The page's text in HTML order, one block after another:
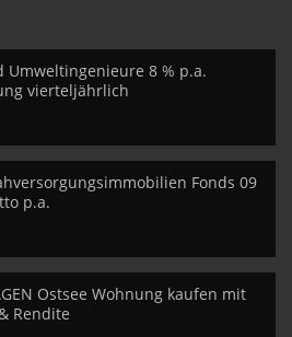
Umweltingenieure 8 % p.a.
vierteljährlich
Fonds 09
p.a.
Ostsee Wohnung kaufen mit
Rendite